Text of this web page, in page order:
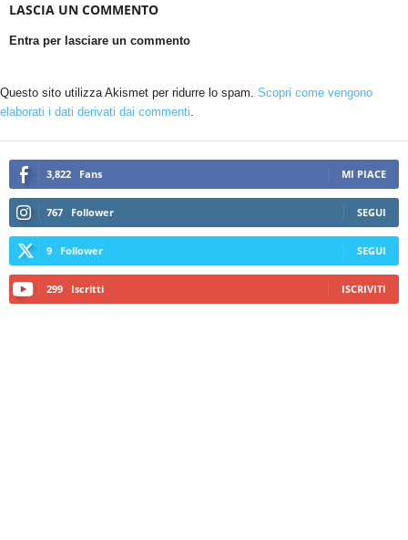
LASCIA UN COMMENTO
Entra per lasciare un commento
Questo sito utilizza Akismet per ridurre lo spam. Scopri come vengono
elaborati i dati derivati dai commenti.
3,822 Fans MI PIACE
767 Follower SEGUI
9 Follower SEGUI
299 Iscritti ISCRIVITI